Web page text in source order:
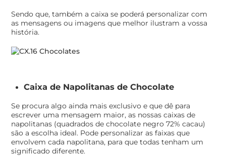
Sendo que, também a caixa se poderá personalizar com
as mensagens ou imagens que melhor ilustram a vossa
história.
Caixa de Napolitanas de Chocolate
Se procura algo ainda mais exclusivo e que dê para
escrever uma mensagem maior, as nossas caixas de
napolitanas (quadrados de chocolate negro 72% cacau)
são a escolha ideal. Pode personalizar as faixas que
envolvem cada napolitana, para que todas tenham um
significado diferente.